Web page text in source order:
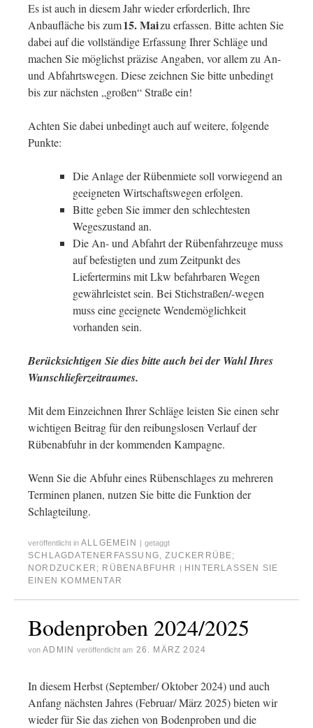
Es ist auch in diesem Jahr wieder erforderlich, Ihre
Anbaufläche bis zum15. Maizu erfassen. Bitte achten Sie
dabei auf die vollständige Erfassung Ihrer Schläge und
machen Sie möglichst präzise Angaben, vor allem zu An-
und Abfahrtswegen. Diese zeichnen Sie bitte unbedingt
bis zur nächsten „großen“ Straße ein!
Achten Sie dabei unbedingt auch auf weitere, folgende
Punkte:
Die Anlage der Rübenmiete soll vorwiegend an
geeigneten Wirtschaftswegen erfolgen.
Bitte geben Sie immer den schlechtesten
Wegeszustand an.
Die An- und Abfahrt der Rübenfahrzeuge muss
auf befestigten und zum Zeitpunkt des
Liefertermins mit Lkw befahrbaren Wegen
gewährleistet sein. Bei Stichstraßen/-wegen
muss eine geeignete Wendemöglichkeit
vorhanden sein.
Berücksichtigen Sie dies bitte auch bei der Wahl Ihres
Wunschlieferzeitraumes.
Mit dem Einzeichnen Ihrer Schläge leisten Sie einen sehr
wichtigen Beitrag für den reibungslosen Verlauf der
Rübenabfuhr in der kommenden Kampagne.
Wenn Sie die Abfuhr eines Rübenschlages zu mehreren
Terminen planen, nutzen Sie bitte die Funktion der
Schlagteilung.
veröffentlicht in ALLGEMEIN getaggt
SCHLAGDATENERFASSUNG,ZUCKERRÜBE;
NORDZUCKER; RÜBENABFUHR
HINTERLASSEN SIE
EINEN KOMMENTAR
Bodenproben 2024/2025
von ADMIN veröffentlicht am 26. MÄRZ 2024
In diesem Herbst (September/ Oktober 2024) und auch
Anfang nächsten Jahres (Februar/ März 2025) bieten wir
wieder für Sie das ziehen von Bodenproben und die